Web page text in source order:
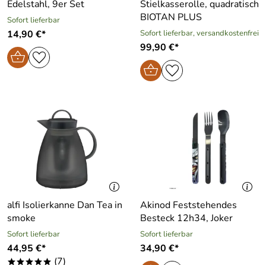
Edelstahl, 9er Set
Sofort lieferbar
14,90 €*
Stielkasserolle, quadratisch
BIOTAN PLUS
Sofort lieferbar, versandkostenfrei
99,90 €*
alfi Isolierkanne Dan Tea in
smoke
Sofort lieferbar
44,95 €*
***** (7)
Akinod Feststehendes
Besteck 12h34, Joker
Sofort lieferbar
34,90 €*